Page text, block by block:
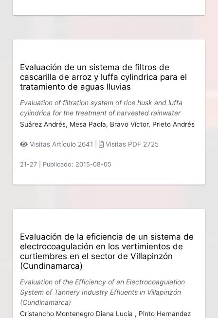
Evaluación de un sistema de filtros de
cascarilla de arroz y luffa cylindrica para el
tratamiento de aguas lluvias
Evaluation of filtration system of rice husk and luffa
cylindrica for the treatment of harvested rainwater
Suárez Andrés, Mesa Paola, Bravo Víctor, Prieto Andrés
Visitas Artículo 2641 | Visitas PDF 2725
21-27 Publicado: 2015-08-05
Evaluación de la eficiencia de un sistema de
electrocoagulación en los vertimientos de
curtiembres en el sector de Villapinzón
(Cundinamarca)
Evaluation of the Efficiency of an Electrocoagulation
System of Tannery Industry Effluents in Villapinzón
(Cundinamarca)
Cristancho Montenegro Diana Lucía , Pinto Hernández